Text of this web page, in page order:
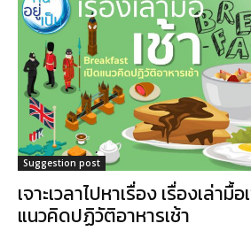
Suggestion post
เจาะเวลาไปหาเรื่อง เรื่องเล่ามื้
แนวคิดปฏิวัติอาหารเช้า